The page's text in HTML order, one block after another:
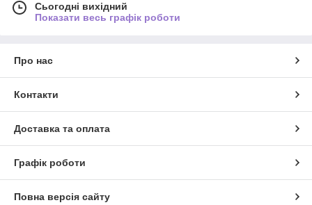
Сьогодні вихідний
Показати весь графік роботи
Про нас
Контакти
Доставка та оплата
Графік роботи
Повна версія сайту